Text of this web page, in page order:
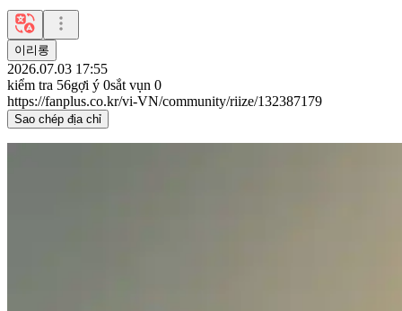
이리롱
2026.07.03 17:55
kiểm tra 56gợi ý 0sắt vụn 0
https://fanplus.co.kr/vi-VN/community/riize/132387179
Sao chép địa chỉ